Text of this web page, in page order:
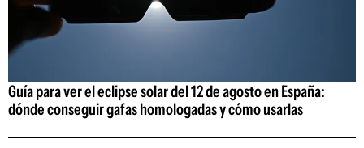
Guía para ver el eclipse solar del 12 de agosto en España:
dónde conseguir gafas homologadas y cómo usarlas